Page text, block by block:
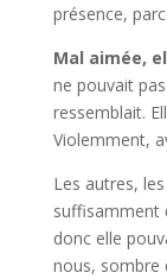
présence,
Mal aimée,
ne pouvait
ressemblait.
Violemment,
Les autres,
suffisamment
donc elle
nous, sombre